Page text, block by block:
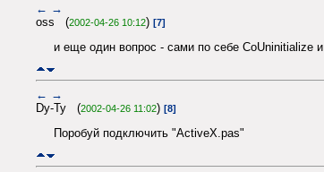
← →
oss (2002-04-26 10:12) [7]
и еще один вопрос - сами по себе CoUninitialize
← →
Dy-Ty (2002-04-26 11:02) [8]
Поробуй подключить "ActiveX.pas"